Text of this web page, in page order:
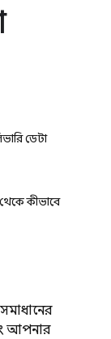
ডেটা
কীভাবে
আপনার